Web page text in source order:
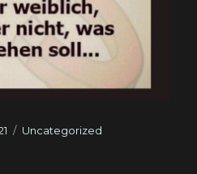
Kategorien
Uncategorized